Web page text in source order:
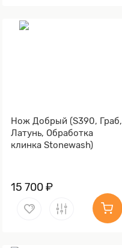
Нож Добрый (S390, Граб,
Латунь, Обработка
клинка Stonewash)
15 700 ₽